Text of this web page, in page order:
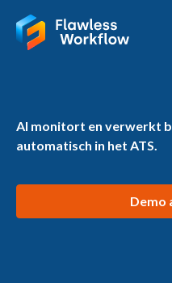
AI monitort en verwerkt
automatisch in het ATS.
Demo